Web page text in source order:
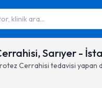
klinik ara...
Sarıyer -
Cerrahisi tedavisi yapan